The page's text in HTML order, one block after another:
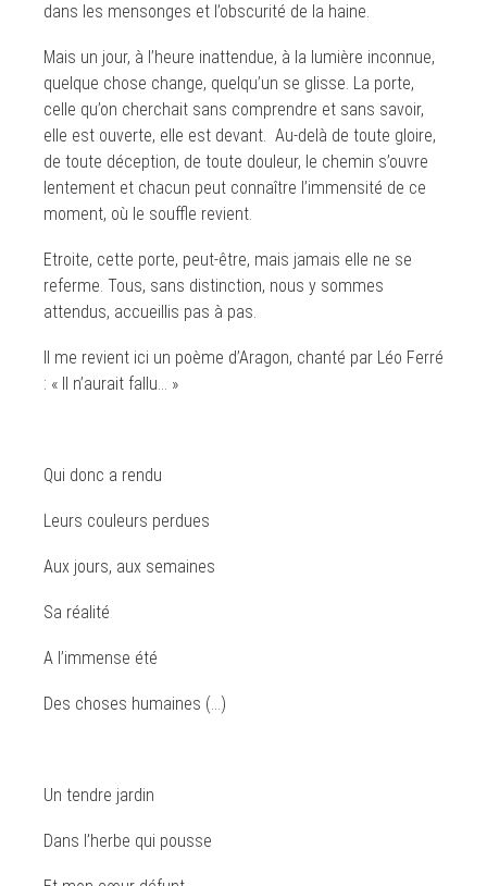
dans les mensonges et l’obscurité de la haine.
Mais un jour, à l’heure inattendue, à la lumière inconnue,
quelque chose change, quelqu’un se glisse. La porte,
celle qu’on cherchait sans comprendre et sans savoir,
elle est ouverte, elle est devant. Au-delà de toute gloire,
de toute déception, de toute douleur, le chemin s’ouvre
lentement et chacun peut connaître l’immensité de ce
moment, où le souffle revient.
Etroite, cette porte, peut-être, mais jamais elle ne se
referme. Tous, sans distinction, nous y sommes
attendus, accueillis pas à pas.
Il me revient ici un poème d’Aragon, chanté par Léo Ferré
: « Il n’aurait fallu… »
Qui donc a rendu
Leurs couleurs perdues
Aux jours, aux semaines
Sa réalité
A l’immense été
Des choses humaines (…)
Un tendre jardin
Dans l’herbe qui pousse